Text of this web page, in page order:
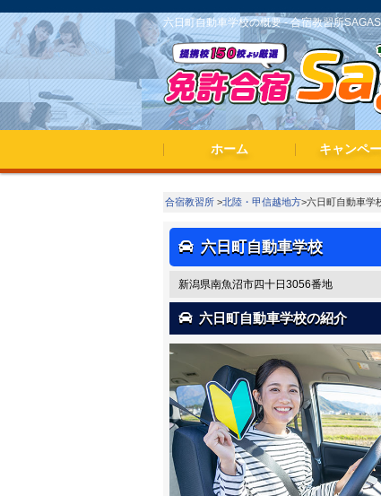
六日町自動車学校の概要 - 合宿教習所
ホーム キャンペ
合宿教習所 >北陸・甲信越地方>六日町自動車学
六日町自動車学校
新潟県南魚沼市四十日3056番地
六日町自動車学校の紹介